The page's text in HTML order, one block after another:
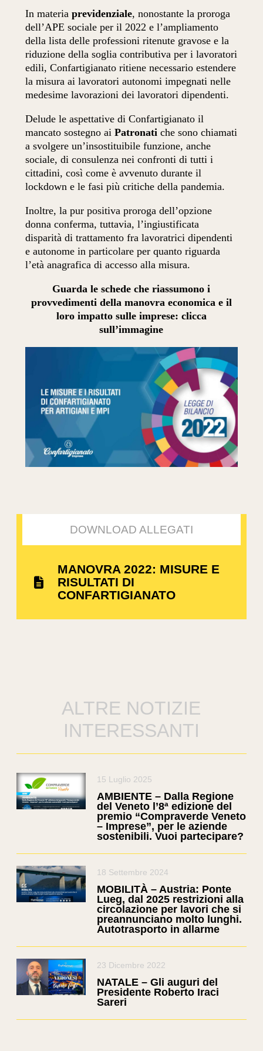
In materiaprevidenziale, nonostante la proroga
dell’APE sociale per il 2022 e l’ampliamento
della lista delle professioni ritenute gravose e la
riduzione della soglia contributiva per i lavoratori
edili, Confartigianato ritiene necessario estendere
la misura ai lavoratori autonomi impegnati nelle
medesime lavorazioni dei lavoratori dipendenti.
Delude le aspettative di Confartigianato il
mancato sostegno aiPatronati che sono chiamati
a svolgere un’insostituibile funzione, anche
sociale, di consulenza nei confronti di tutti i
cittadini, così come è avvenuto durante il
lockdown e le fasi più critiche della pandemia.
Inoltre, la pur positiva proroga dell’opzione
donna conferma, tuttavia, l’ingiustificata
disparità di trattamento fra lavoratrici dipendenti
e autonome in particolare per quanto riguarda
l’età anagrafica di accesso alla misura.
Guarda le schede che riassumono i
provvedimenti della manovra economica e il
loro impatto sulle imprese: clicca
sull’immagine
DOWNLOAD ALLEGATI
MANOVRA 2022: MISURE E
RISULTATI DI
CONFARTIGIANATO
ALTRE NOTIZIE
INTERESSANTI
15 Luglio 2025
AMBIENTE – Dalla Regione
del Veneto l’8ª edizione del
premio “Compraverde Veneto
– Imprese”, per le aziende
sostenibili. Vuoi partecipare?
18 Settembre 2024
MOBILITÀ – Austria: Ponte
Lueg, dal 2025 restrizioni alla
circolazione per lavori che si
preannunciano molto lunghi.
Autotrasporto in allarme
23 Dicembre 2022
NATALE – Gli auguri del
Presidente Roberto Iraci
Sareri